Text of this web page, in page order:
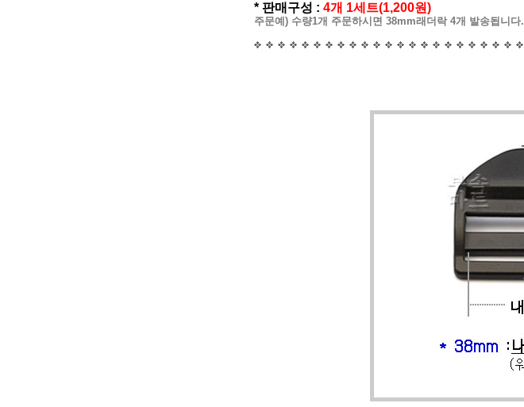
* 판매구성 : 4개 1세트(1,200원)
주문예) 수량1개 주문하시면 38mm래더락 4개 발송됩니다.